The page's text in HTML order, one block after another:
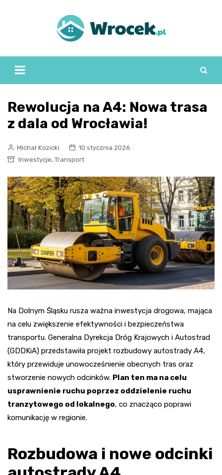
Rewolucja na A4: Nowa trasa
z dala od Wrocławia!
Michał Kozicki
10 stycznia 2026
Inwestycje, Transport
Na Dolnym Śląsku rusza ważna inwestycja drogowa, mająca
na celu zwiększenie efektywności i bezpieczeństwa
transportu. Generalna Dyrekcja Dróg Krajowych i Autostrad
(GDDKiA) przedstawiła projekt rozbudowy autostrady A4,
który przewiduje unowocześnienie obecnych tras oraz
stworzenie nowych odcinków. Plan ten ma na celu
usprawnienie ruchu poprzez oddzielenie ruchu
tranzytowego od lokalnego, co znacząco poprawi
komunikację w regionie.
Rozbudowa i nowe odcinki